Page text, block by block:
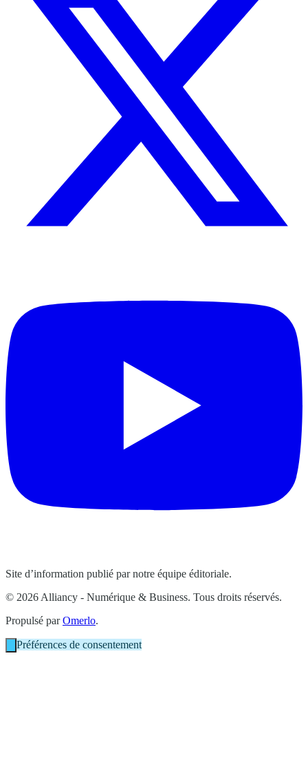
Site d’information publié par notre équipe éditoriale.
© 2026 Alliancy - Numérique & Business. Tous droits réservés.
Propulsé parOmerlo.
Préférences de consentement